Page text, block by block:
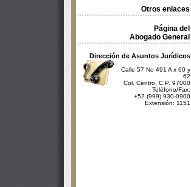
Otros enlaces
Página del
Abogado General
Dirección de Asuntos Jurídicos
Calle 57 No 491 A x 60 y
62
Col. Centro, C.P. 97000
Teléfono/Fax:
+52 (999) 930-0900
Extensión: 1151